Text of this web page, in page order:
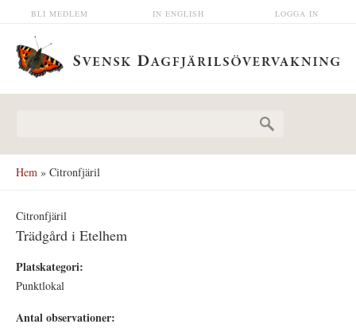
Hoppa till huvudinnehåll LOGGA IN
IN ENGLISH
BLI MEDLEM
Hem » Citronfjäril
Citronfjäril
Trädgård i Etelhem
Platskategori:
Punktlokal
Antal observationer: